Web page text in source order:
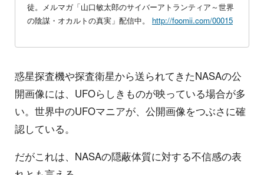
徒。メルマガ「山口敏太郎のサイバーアトランティア～世界
の陰謀・オカルトの真実」配信中。 http://foomii.com/00015
惑星探査機や探査衛星から送られてきたNASAの公
開画像には、UFOらしきものが映っている場合が多
い。世界中のUFOマニアが、公開画像をつぶさに確
認している。
だがこれは、NASAの隠蔽体質に対する不信感の表